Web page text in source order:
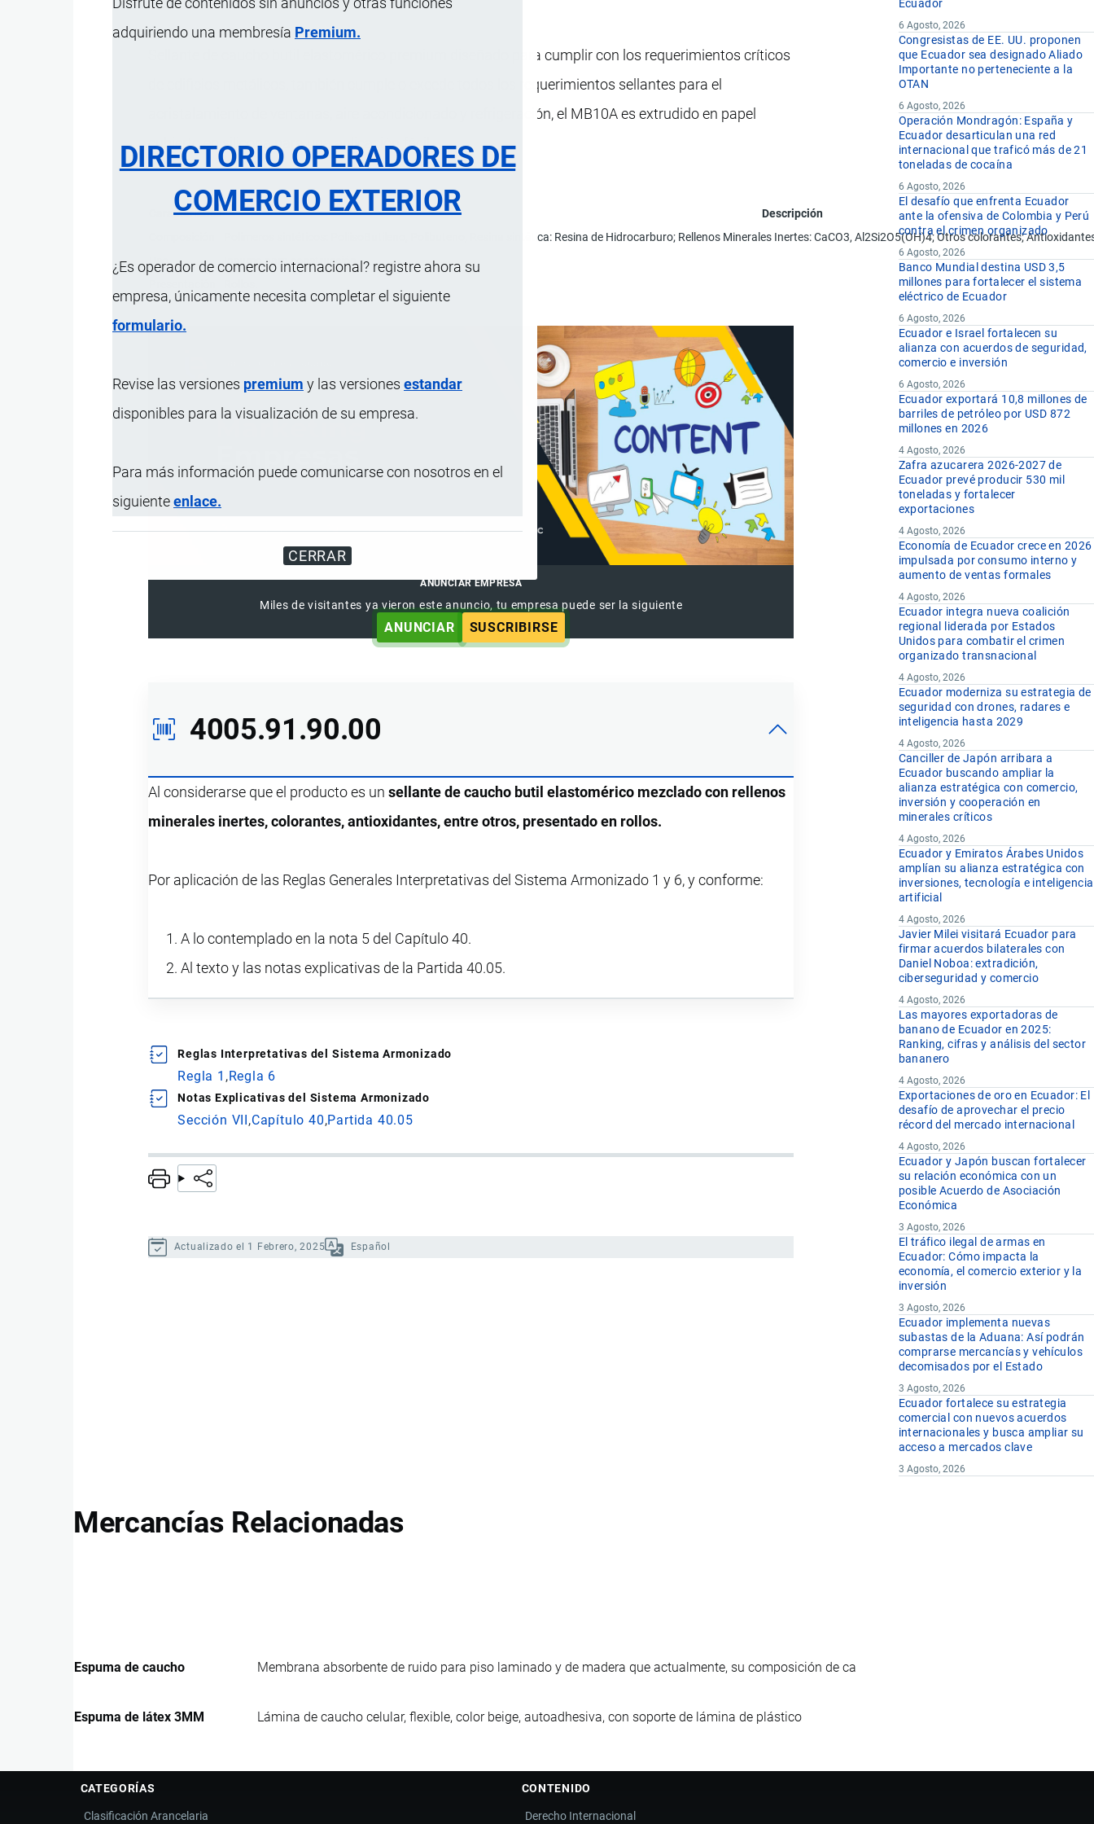
adquiriendo una membresía Premium.
DIRECTORIO OPERADORES DE
COMERCIO EXTERIOR
¿Es operador de comercio internacional? registre ahora su
empresa, únicamente necesita completar el siguiente
formulario.
Revise las versiones premium y las versiones estandar
disponibles para la visualización de su empresa.
Para más información puede comunicarse con nosotros en el
siguienteenlace.
CERRAR
Sellante de caucho butil elastomérico premium diseñado para cumplir con los requerimientos críticos
de edificios metálicos, también cumple o excede todos los requerimientos sellantes para el
acristalamiento de ventanas, aire acondicionado y refrigeración, el MB10A es extrudido en papel
cubierto en silicona para una aplicación fácil.
Característica
Descripción
Polímeros sintéticos: PoliisoButileno, Polibuteno; Resina sintética: Resina de Hidrocarburo; Rellenos Minerales Inertes: CaCO3, Al2Si2O5(OH)4; Otros colorantes;
Insumo para construcción.
ANUNCIAR EMPRESA
Miles de visitantes ya vieron este anuncio, tu empresa puede ser la siguiente
ANUNCIAR SUSCRIBIRSE
4005.91.90.00
Al considerarse que el producto es unsellante de caucho butil elastomérico mezclado con rellenos
minerales inertes, colorantes, antioxidantes, entre otros, presentado en rollos.
Por aplicación de las Reglas Generales Interpretativas del Sistema Armonizado 1 y 6, y conforme:
A lo contemplado en la nota 5 del Capítulo 40.
Al texto y las notas explicativas de la Partida 40.05.
Reglas Interpretativas del Sistema Armonizado
Regla 1 Regla 6
Notas Explicativas del Sistema Armonizado
Sección VII Capítulo 40 Partida 40.05
Actualizado el 1 Febrero, 2025 Español
Ecuador
6 Agosto, 2026
Congresistas de EE. UU. proponen
que Ecuador sea designado Aliado
Importante no perteneciente a la
OTAN
6 Agosto, 2026
Operación Mondragón: España y
Ecuador desarticulan una red
internacional que traficó más de 21
toneladas de cocaína
6 Agosto, 2026
El desafío que enfrenta Ecuador
ante la ofensiva de Colombia y Perú
contra el crimen organizado
6 Agosto, 2026
Banco Mundial destina USD 3,5
millones para fortalecer el sistema
eléctrico de Ecuador
6 Agosto, 2026
Ecuador e Israel fortalecen su
alianza con acuerdos de seguridad,
comercio e inversión
6 Agosto, 2026
Ecuador exportará 10,8 millones de
barriles de petróleo por USD 872
millones en 2026
4 Agosto, 2026
Zafra azucarera 2026-2027 de
Ecuador prevé producir 530 mil
toneladas y fortalecer
exportaciones
4 Agosto, 2026
Economía de Ecuador crece en 2026
impulsada por consumo interno y
aumento de ventas formales
4 Agosto, 2026
Ecuador integra nueva coalición
regional liderada por Estados
Unidos para combatir el crimen
organizado transnacional
4 Agosto, 2026
Ecuador moderniza su estrategia de
seguridad con drones, radares e
inteligencia hasta 2029
4 Agosto, 2026
Canciller de Japón arribara a
Ecuador buscando ampliar la
alianza estratégica con comercio,
inversión y cooperación en
minerales críticos
4 Agosto, 2026
Ecuador y Emiratos Árabes Unidos
amplían su alianza estratégica con
inversiones, tecnología e inteligencia
artificial
4 Agosto, 2026
Javier Milei visitará Ecuador para
firmar acuerdos bilaterales con
Daniel Noboa: extradición,
ciberseguridad y comercio
4 Agosto, 2026
Las mayores exportadoras de
banano de Ecuador en 2025:
Ranking, cifras y análisis del sector
bananero
4 Agosto, 2026
Exportaciones de oro en Ecuador: El
desafío de aprovechar el precio
récord del mercado internacional
4 Agosto, 2026
Ecuador y Japón buscan fortalecer
su relación económica con un
posible Acuerdo de Asociación
Económica
3 Agosto, 2026
El tráfico ilegal de armas en
Ecuador: Cómo impacta la
economía, el comercio exterior y la
inversión
3 Agosto, 2026
Ecuador implementa nuevas
subastas de la Aduana: Así podrán
comprarse mercancías y vehículos
decomisados por el Estado
3 Agosto, 2026
Ecuador fortalece su estrategia
comercial con nuevos acuerdos
internacionales y busca ampliar su
acceso a mercados clave
3 Agosto, 2026
Mercancías Relacionadas
Espuma de caucho Membrana absorbente de ruido para piso laminado y de madera que actualmente, su composición de ca
Espuma de látex 3MM Lámina de caucho celular, flexible, color beige, autoadhesiva, con soporte de lámina de plástico
CATEGORÍAS
Clasificación Arancelaria
CONTENIDO
Derecho Internacional